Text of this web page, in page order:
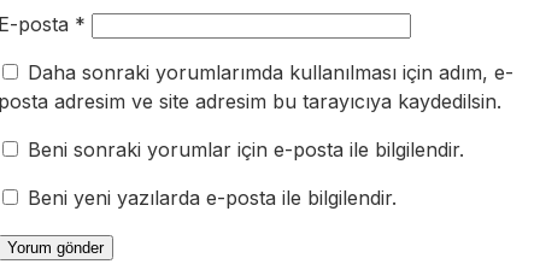
posta *
Daha sonraki yorumlarımda kullanılması için adım, e-
adresim ve site adresim bu tarayıcıya kaydedilsin.
Beni sonraki yorumlar için e-posta ile bilgilendir.
Beni yeni yazılarda e-posta ile bilgilendir.